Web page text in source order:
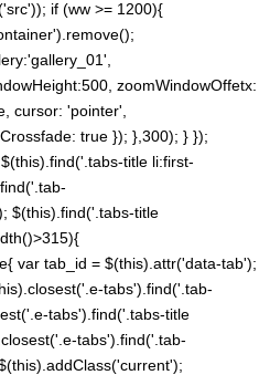
if (ww >= 1200){
zoomWindowOffetx:
cursor: 'pointer',
true }); },300); } });
title li:first-
$(this).find('.tabs-title
var tab_id = $(this).attr('data-tab');
tabs').find('.tab-
tabs').find('.tabs-title
tabs').find('.tab-